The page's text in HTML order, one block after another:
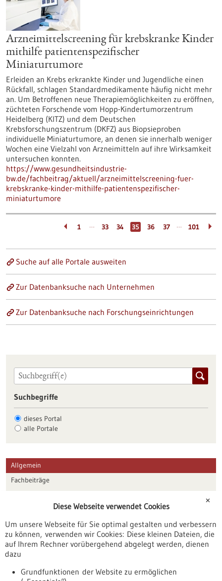
Arzneimittelscreening für krebskranke Kinder
mithilfe patientenspezifischer
Miniaturtumore
Erleiden an Krebs erkrankte Kinder und Jugendliche einen
Rückfall, schlagen Standardmedikamente häufig nicht mehr
an. Um Betroffenen neue Therapiemöglichkeiten zu eröffnen,
züchteten Forschende vom Hopp-Kindertumorzentrum
Heidelberg (KITZ) und dem Deutschen
Krebsforschungszentrum (DKFZ) aus Biopsieproben
individuelle Miniaturtumore, an denen sie innerhalb weniger
Wochen eine Vielzahl von Arzneimitteln auf ihre Wirksamkeit
untersuchen konnten.
https://www.gesundheitsindustrie-
bw.de/fachbeitrag/aktuell/arzneimittelscreening-fuer-
krebskranke-kinder-mithilfe-patientenspezifischer-
miniaturtumore
1 … 33 34 35 36 37 … 101
Suche auf alle Portale ausweiten
Zur Datenbanksuche nach Unternehmen
Zur Datenbanksuche nach Forschungseinrichtungen
Suchbegriffe
dieses Portal
alle Portale
Allgemein
Fachbeiträge
Veranstaltungen
Erscheinungsdatum
✕
Diese Webseite verwendet Cookies
Um unsere Webseite für Sie optimal gestalten und verbessern
zu können, verwenden wir Cookies: Diese kleinen Dateien, die
auf Ihrem Rechner vorübergehend abgelegt werden, dienen
dazu
Grundfunktionen der Website zu ermöglichen